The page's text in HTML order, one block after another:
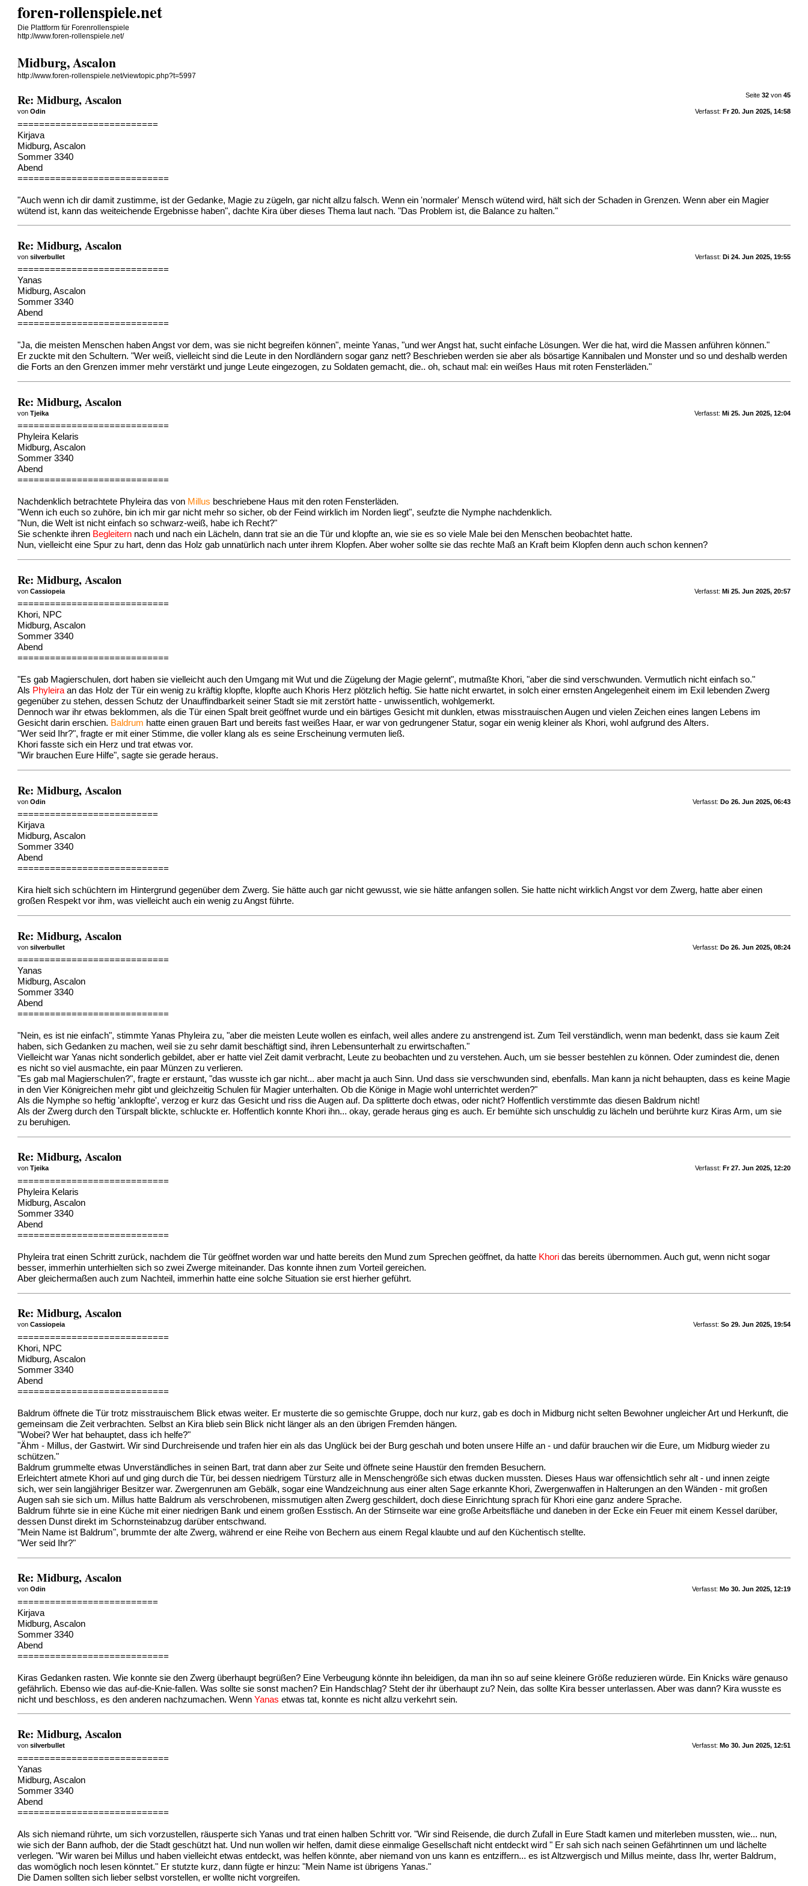
foren-rollenspiele.net
Die Plattform für Forenrollenspiele
http://www.foren-rollenspiele.net/
Midburg, Ascalon
http://www.foren-rollenspiele.net/viewtopic.php?t=5997
Seite 32von 45
Re: Midburg, Ascalon
Verfasst: Fr 20. Jun 2025, 14:58
vonOdin
==========================
Kirjava
Midburg, Ascalon
Sommer 3340
Abend
============================
"Auch wenn ich dir damit zustimme, ist der Gedanke, Magie zu zügeln, gar nicht allzu falsch. Wenn ein 'normaler' Mensch wütend wird, hält sich der Schaden in Grenzen. Wenn aber ein Magier
wütend ist, kann das weiteichende Ergebnisse haben", dachte Kira über dieses Thema laut nach. "Das Problem ist, die Balance zu halten."
Re: Midburg, Ascalon
Verfasst: Di 24. Jun 2025, 19:55
vonsilverbullet
============================
Yanas
Midburg, Ascalon
Sommer 3340
Abend
============================
"Ja, die meisten Menschen haben Angst vor dem, was sie nicht begreifen können", meinte Yanas, "und wer Angst hat, sucht einfache Lösungen. Wer die hat, wird die Massen anführen können."
Er zuckte mit den Schultern. "Wer weiß, vielleicht sind die Leute in den Nordländern sogar ganz nett? Beschrieben werden sie aber als bösartige Kannibalen und Monster und so und deshalb werden
die Forts an den Grenzen immer mehr verstärkt und junge Leute eingezogen, zu Soldaten gemacht, die.. oh, schaut mal: ein weißes Haus mit roten Fensterläden."
Re: Midburg, Ascalon
Verfasst: Mi 25. Jun 2025, 12:04
vonTjeika
============================
Phyleira Kelaris
Midburg, Ascalon
Sommer 3340
Abend
============================
Nachdenklich betrachtete Phyleira das von Millus beschriebene Haus mit den roten Fensterläden.
"Wenn ich euch so zuhöre, bin ich mir gar nicht mehr so sicher, ob der Feind wirklich im Norden liegt", seufzte die Nymphe nachdenklich.
"Nun, die Welt ist nicht einfach so schwarz-weiß, habe ich Recht?"
Sie schenkte ihren Begleitern nach und nach ein Lächeln, dann trat sie an die Tür und klopfte an, wie sie es so viele Male bei den Menschen beobachtet hatte.
Nun, vielleicht eine Spur zu hart, denn das Holz gab unnatürlich nach unter ihrem Klopfen. Aber woher sollte sie das rechte Maß an Kraft beim Klopfen denn auch schon kennen?
Re: Midburg, Ascalon
Verfasst: Mi 25. Jun 2025, 20:57
vonCassiopeia
============================
Khori, NPC
Midburg, Ascalon
Sommer 3340
Abend
============================
"Es gab Magierschulen, dort haben sie vielleicht auch den Umgang mit Wut und die Zügelung der Magie gelernt", mutmaßte Khori, "aber die sind verschwunden. Vermutlich nicht einfach so."
Als Phyleiraan das Holz der Tür ein wenig zu kräftig klopfte, klopfte auch Khoris Herz plötzlich heftig. Sie hatte nicht erwartet, in solch einer ernsten Angelegenheit einem im Exil lebenden Zwerg
gegenüber zu stehen, dessen Schutz der Unauffindbarkeit seiner Stadt sie mit zerstört hatte - unwissentlich, wohlgemerkt.
Dennoch war ihr etwas beklommen, als die Tür einen Spalt breit geöffnet wurde und ein bärtiges Gesicht mit dunklen, etwas misstrauischen Augen und vielen Zeichen eines langen Lebens im
Gesicht darin erschien. Baldrum hatte einen grauen Bart und bereits fast weißes Haar, er war von gedrungener Statur, sogar ein wenig kleiner als Khori, wohl aufgrund des Alters.
"Wer seid Ihr?", fragte er mit einer Stimme, die voller klang als es seine Erscheinung vermuten ließ.
Khori fasste sich ein Herz und trat etwas vor.
"Wir brauchen Eure Hilfe", sagte sie gerade heraus.
Re: Midburg, Ascalon
Verfasst: Do 26. Jun 2025, 06:43
vonOdin
==========================
Kirjava
Midburg, Ascalon
Sommer 3340
Abend
============================
Kira hielt sich schüchtern im Hintergrund gegenüber dem Zwerg. Sie hätte auch gar nicht gewusst, wie sie hätte anfangen sollen. Sie hatte nicht wirklich Angst vor dem Zwerg, hatte aber einen
großen Respekt vor ihm, was vielleicht auch ein wenig zu Angst führte.
Re: Midburg, Ascalon
Verfasst: Do 26. Jun 2025, 08:24
vonsilverbullet
============================
Yanas
Midburg, Ascalon
Sommer 3340
Abend
============================
"Nein, es ist nie einfach", stimmte Yanas Phyleira zu, "aber die meisten Leute wollen es einfach, weil alles andere zu anstrengend ist. Zum Teil verständlich, wenn man bedenkt, dass sie kaum Zeit
haben, sich Gedanken zu machen, weil sie zu sehr damit beschäftigt sind, ihren Lebensunterhalt zu erwirtschaften."
Vielleicht war Yanas nicht sonderlich gebildet, aber er hatte viel Zeit damit verbracht, Leute zu beobachten und zu verstehen. Auch, um sie besser bestehlen zu können. Oder zumindest die, denen
es nicht so viel ausmachte, ein paar Münzen zu verlieren.
"Es gab mal Magierschulen?", fragte er erstaunt, "das wusste ich gar nicht... aber macht ja auch Sinn. Und dass sie verschwunden sind, ebenfalls. Man kann ja nicht behaupten, dass es keine Magie
in den Vier Königreichen mehr gibt und gleichzeitig Schulen für Magier unterhalten. Ob die Könige in Magie wohl unterrichtet werden?"
Als die Nymphe so heftig 'anklopfte', verzog er kurz das Gesicht und riss die Augen auf. Da splitterte doch etwas, oder nicht? Hoffentlich verstimmte das diesen Baldrum nicht!
Als der Zwerg durch den Türspalt blickte, schluckte er. Hoffentlich konnte Khori ihn... okay, gerade heraus ging es auch. Er bemühte sich unschuldig zu lächeln und berührte kurz Kiras Arm, um sie
zu beruhigen.
Re: Midburg, Ascalon
Verfasst: Fr 27. Jun 2025, 12:20
vonTjeika
============================
Phyleira Kelaris
Midburg, Ascalon
Sommer 3340
Abend
============================
Phyleira trat einen Schritt zurück, nachdem die Tür geöffnet worden war und hatte bereits den Mund zum Sprechen geöffnet, da hatte Khoridas bereits übernommen. Auch gut, wenn nicht sogar
besser, immerhin unterhielten sich so zwei Zwerge miteinander. Das konnte ihnen zum Vorteil gereichen.
Aber gleichermaßen auch zum Nachteil, immerhin hatte eine solche Situation sie erst hierher geführt.
Re: Midburg, Ascalon
Verfasst: So 29. Jun 2025, 19:54
vonCassiopeia
============================
Khori, NPC
Midburg, Ascalon
Sommer 3340
Abend
============================
Baldrum öffnete die Tür trotz misstrauischem Blick etwas weiter. Er musterte die so gemischte Gruppe, doch nur kurz, gab es doch in Midburg nicht selten Bewohner ungleicher Art und Herkunft, die
gemeinsam die Zeit verbrachten. Selbst an Kira blieb sein Blick nicht länger als an den übrigen Fremden hängen.
"Wobei? Wer hat behauptet, dass ich helfe?"
"Ähm - Millus, der Gastwirt. Wir sind Durchreisende und trafen hier ein als das Unglück bei der Burg geschah und boten unsere Hilfe an - und dafür brauchen wir die Eure, um Midburg wieder zu
schützen."
Baldrum grummelte etwas Unverständliches in seinen Bart, trat dann aber zur Seite und öffnete seine Haustür den fremden Besuchern.
Erleichtert atmete Khori auf und ging durch die Tür, bei dessen niedrigem Türsturz alle in Menschengröße sich etwas ducken mussten. Dieses Haus war offensichtlich sehr alt - und innen zeigte
sich, wer sein langjähriger Besitzer war. Zwergenrunen am Gebälk, sogar eine Wandzeichnung aus einer alten Sage erkannte Khori, Zwergenwaffen in Halterungen an den Wänden - mit großen
Augen sah sie sich um. Millus hatte Baldrum als verschrobenen, missmutigen alten Zwerg geschildert, doch diese Einrichtung sprach für Khori eine ganz andere Sprache.
Baldrum führte sie in eine Küche mit einer niedrigen Bank und einem großen Esstisch. An der Stirnseite war eine große Arbeitsfläche und daneben in der Ecke ein Feuer mit einem Kessel darüber,
dessen Dunst direkt im Schornsteinabzug darüber entschwand.
"Mein Name ist Baldrum", brummte der alte Zwerg, während er eine Reihe von Bechern aus einem Regal klaubte und auf den Küchentisch stellte.
"Wer seid Ihr?"
Re: Midburg, Ascalon
Verfasst: Mo 30. Jun 2025, 12:19
vonOdin
==========================
Kirjava
Midburg, Ascalon
Sommer 3340
Abend
============================
Kiras Gedanken rasten. Wie konnte sie den Zwerg überhaupt begrüßen? Eine Verbeugung könnte ihn beleidigen, da man ihn so auf seine kleinere Größe reduzieren würde. Ein Knicks wäre genauso
gefährlich. Ebenso wie das auf-die-Knie-fallen. Was sollte sie sonst machen? Ein Handschlag? Steht der ihr überhaupt zu? Nein, das sollte Kira besser unterlassen. Aber was dann? Kira wusste es
nicht und beschloss, es den anderen nachzumachen. WennYanas etwas tat, konnte es nicht allzu verkehrt sein.
Re: Midburg, Ascalon
Verfasst: Mo 30. Jun 2025, 12:51
vonsilverbullet
============================
Yanas
Midburg, Ascalon
Sommer 3340
Abend
============================
Als sich niemand rührte, um sich vorzustellen, räusperte sich Yanas und trat einen halben Schritt vor. "Wir sind Reisende, die durch Zufall in Eure Stadt kamen und miterleben mussten, wie... nun,
wie sich der Bann aufhob, der die Stadt geschützt hat. Und nun wollen wir helfen, damit diese einmalige Gesellschaft nicht entdeckt wird " Er sah sich nach seinen Gefährtinnen um und lächelte
verlegen. "Wir waren bei Millus und haben vielleicht etwas entdeckt, was helfen könnte, aber niemand von uns kann es entziffern... es ist Altzwergisch und Millus meinte, dass Ihr, werter Baldrum,
das womöglich noch lesen könntet." Er stutzte kurz, dann fügte er hinzu: "Mein Name ist übrigens Yanas."
Die Damen sollten sich lieber selbst vorstellen, er wollte nicht vorgreifen.